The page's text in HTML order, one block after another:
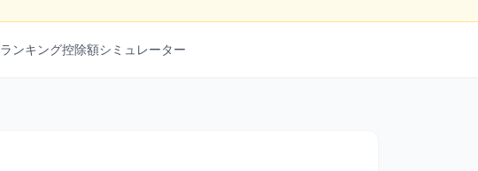
ランキング控除額シミュレーター